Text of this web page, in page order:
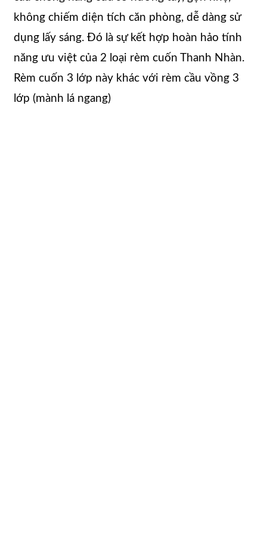
không chiếm diện tích căn phòng, dễ dàng sử
dụng lấy sáng. Đó là sự kết hợp hoàn hảo tính
năng ưu việt của 2 loại rèm cuốn Thanh Nhàn.
Rèm cuốn 3 lớp này khác với rèm cầu vồng 3
lớp (mành lá ngang)